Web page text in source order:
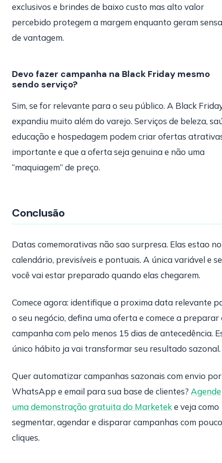
exclusivos e brindes de baixo custo mas alto valor
percebido protegem a margem enquanto geram
de vantagem.
Devo fazer campanha na Black Friday mesmo
sendo serviço?
Sim, se for relevante para o seu público. A Black
expandiu muito além do varejo. Serviços de beleza,
educação e hospedagem podem criar ofertas
importante e que a oferta seja genuina e não uma
“maquiagem” de preço.
Conclusão
Datas comemorativas não sao surpresa. Elas estao no
calendário, previsíveis e pontuais. A única variável e se
você vai estar preparado quando elas chegarem.
Comece agora: identifique a proxima data relevante
o seu negócio, defina uma oferta e comece a preparar
campanha com pelo menos 15 dias de antecedência.
único hábito ja vai transformar seu resultado sazonal.
Quer automatizar campanhas sazonais com envio por
WhatsApp e email para sua base de clientes? Agende
uma demonstração gratuita do Marketeke veja como
segmentar, agendar e disparar campanhas com
cliques.